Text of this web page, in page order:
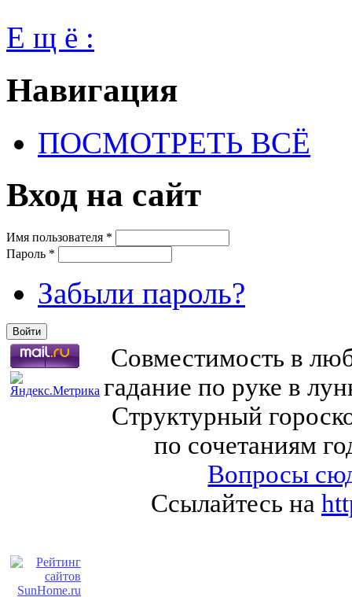
Е щ ё :
Навигация
ПОСМОТРЕТЬ ВСЁ
Вход на сайт
Имя пользователя *
Пароль *
Забыли пароль?
Совместимость в
гадание по руке в
Структурный
по сочетаниям
Вопросы
Ссылайтесь на